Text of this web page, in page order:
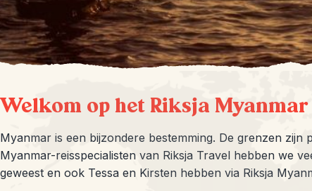
Welkom op het Riksja
Myanmar is een bijzondere bestemming. De grenzen
Myanmar-reisspecialisten van Riksja Travel hebben we
geweest en ook Tessa en Kirsten hebben via Riksja